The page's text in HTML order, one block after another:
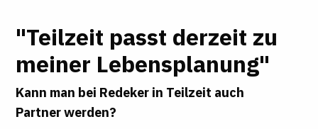
"Teilzeit passt derzeit zu
meiner Lebensplanung"
Kann man bei Redeker in Teilzeit auch
Partner werden?